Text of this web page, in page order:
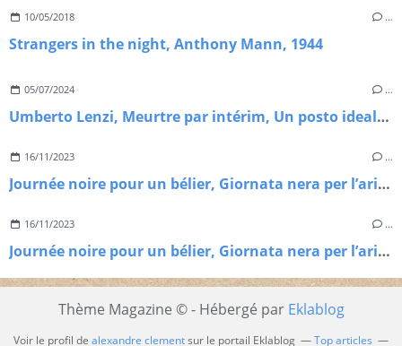
10/05/2018 …
Strangers in the night, Anthony Mann, 1944
05/07/2024 …
Umberto Lenzi, Meurtre par intérim, Un posto ideale per uccidere, 1971
16/11/2023 …
Journée noire pour un bélier, Giornata nera per l’ariete, Luigi Bazzoni, 1971
16/11/2023 …
Journée noire pour un bélier, Giornata nera per l’ariete, Luigi Bazzoni, 1971
Thème Magazine © - Hébergé par Eklablog
Voir le profil de alexandre clementsur le portail Eklablog Top articles